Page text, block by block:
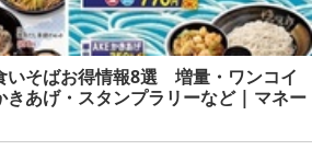
いそばお得情報8選 増量・ワンコイ
きあげ・スタンプラリーなど | マネー